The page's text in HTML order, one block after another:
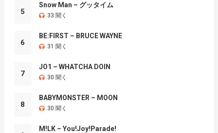
5
Snow Man – グッタイム
33 聞く
6
BE:FIRST – BRUCE WAYNE
31 聞く
7
JO1 – WHATCHA DOIN
30 聞く
8
BABYMONSTER – MOON
30 聞く
M!LK – You!Joy!Parade!